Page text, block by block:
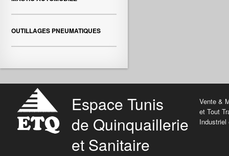
OUTILLAGES PNEUMATIQUES
Espace Tunis
de Quinquaillerie
et Sanitaire
Vente &
et Tout